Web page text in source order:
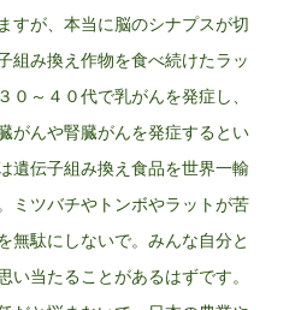
すが、本当に脳のシナプスが切
組み換え作物を食べ続けたラッ
０～４０代で乳がんを発症し、
がんや腎臓がんを発症するとい
遺伝子組み換え食品を世界一輸
ミツバチやトンボやラットが苦
無駄にしないで。みんな自分と
い当たることがあるはずです。